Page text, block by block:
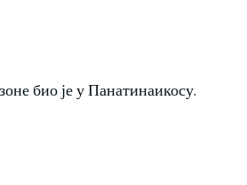
био је у Панатинаикосу.